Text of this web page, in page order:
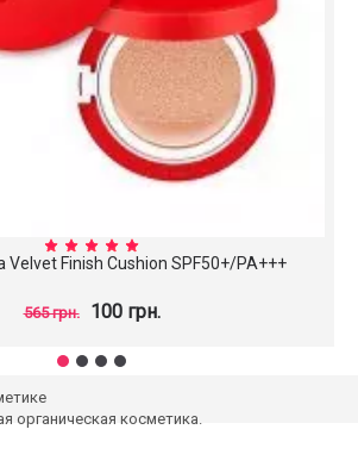
Velvet Finish Cushion SPF50+/PA+++
565 грн. 100 грн.
органическая косметика.